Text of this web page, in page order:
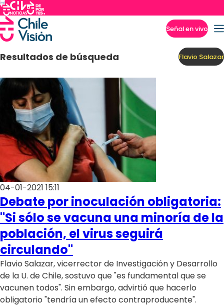
Señal en vivo
Resultados de búsqueda Flavio Salazar
04-01-2021 15:11
Debate por inoculación obligatoria:
"Si sólo se vacuna una minoría de la
población, el virus seguirá
circulando"
Flavio Salazar, vicerrector de Investigación y Desarrollo
de la U. de Chile, sostuvo que "es fundamental que se
vacunen todos". Sin embargo, advirtió que hacerlo
obligatorio "tendría un efecto contraproducente".
Imperdibles
Programas
Club De La Comedia
Contigo en Directo
Plan Perfecto
El Tiempo